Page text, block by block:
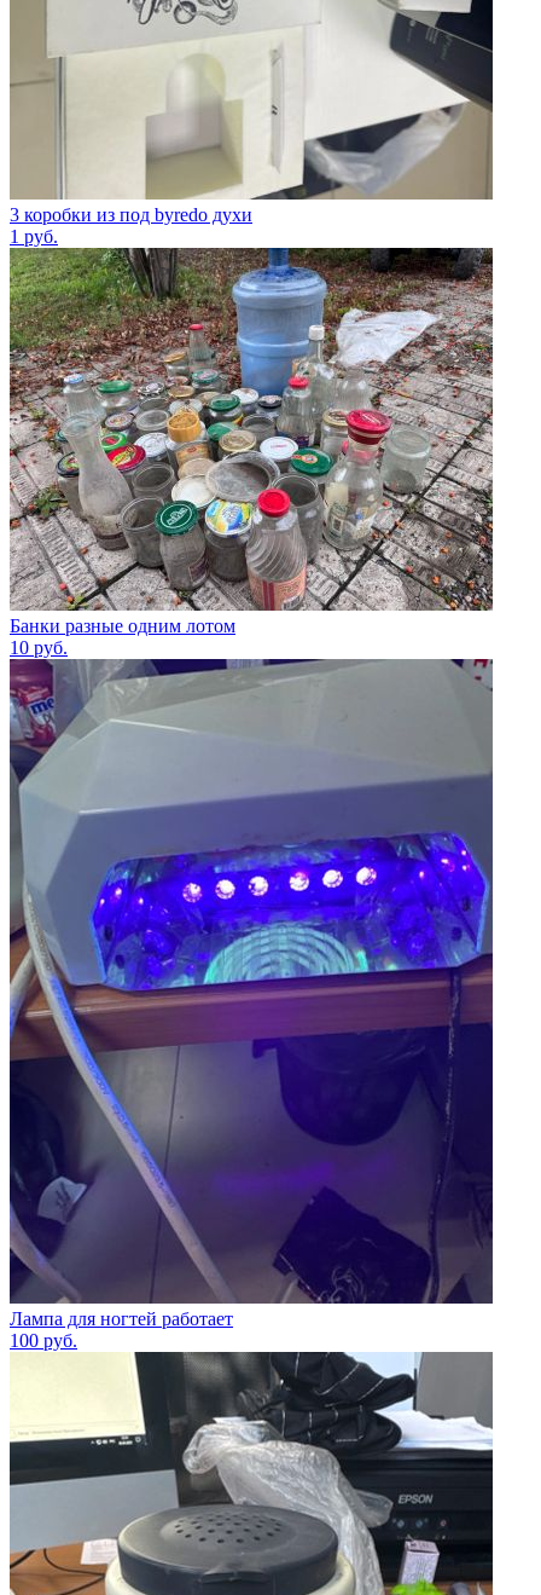
3 коробки из под byredo духи
1 руб.
Банки разные одним лотом
10 руб.
Лампа для ногтей работает
100 руб.